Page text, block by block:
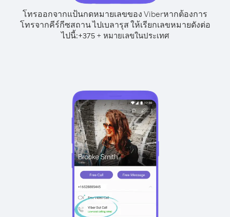
โทรออกจากแป้นกดหมายเลขของ Viberหากต้องการ
โทรจากคีร์กีซสถาน ไปเบลารุส ให้เรียกเลขหมายดังต่อ
ไปนี้:+375+ หมายเลขในประเทศ